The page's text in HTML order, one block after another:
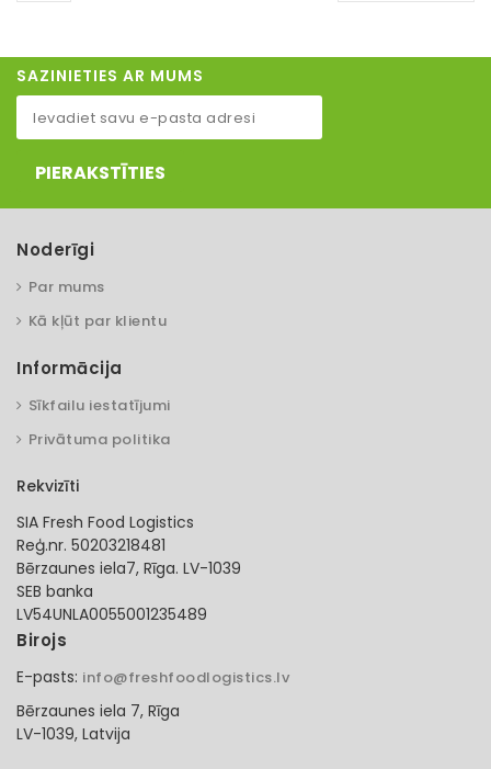
SAZINIETIES AR MUMS
PIERAKSTĪTIES
Noderīgi
Par mums
Kā kļūt par klientu
Informācija
Sīkfailu iestatījumi
Privātuma politika
Rekvizīti
SIA Fresh Food Logistics
Reģ.nr. 50203218481
Bērzaunes iela7, Rīga. LV-1039
SEB banka
LV54UNLA0055001235489
Birojs
E-pasts: info@freshfoodlogistics.lv
Bērzaunes iela 7, Rīga
LV-1039, Latvija